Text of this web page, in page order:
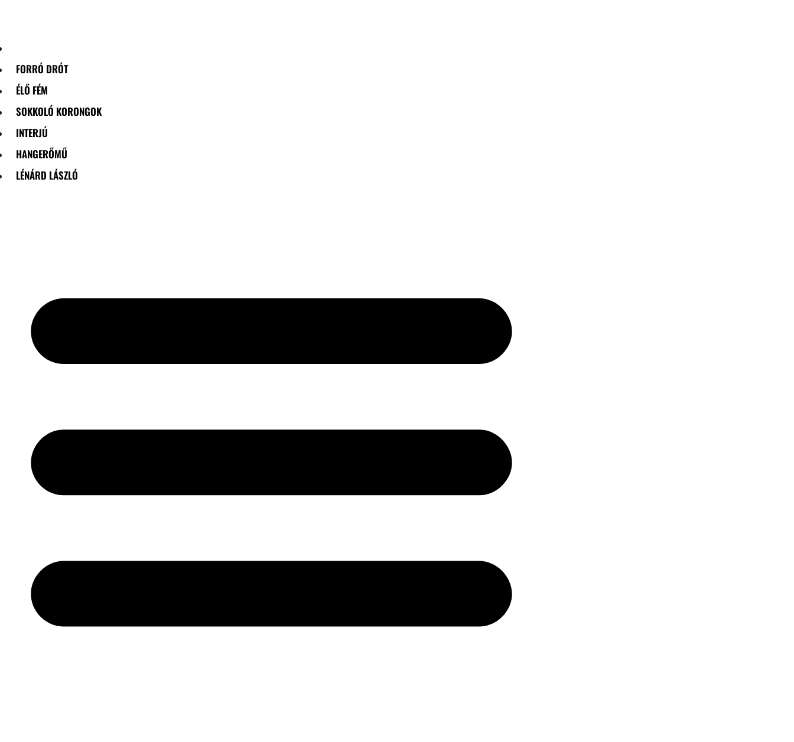
FORRÓ DRÓT
ÉLŐ FÉM
SOKKOLÓ KORONGOK
INTERJÚ
HANGERŐMŰ
LÉNÁRD LÁSZLÓ